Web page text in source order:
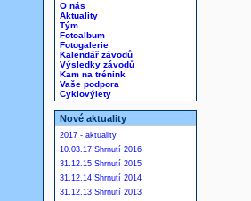
O nás
Aktuality
Tým
Fotoalbum
Fotogalerie
Kalendář závodů
Výsledky závodů
Kam na trénink
Vaše podpora
Cyklovýlety
Nové aktuality
2017 - aktuality
10.03.17 Shrnutí 2016
31.12.15 Shrnutí 2015
31.12.14 Shrnutí 2014
31.12.13 Shrnutí 2013